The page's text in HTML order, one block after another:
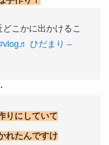
どこかに出かけるこ
♬ ひだまり –
りにしていて
れたんですけ